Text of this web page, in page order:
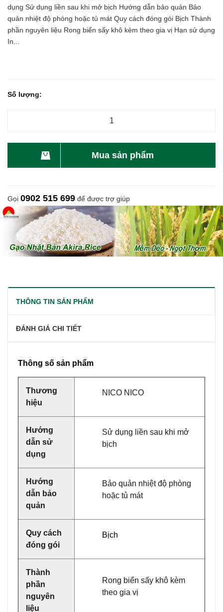
dụng Sử dụng liền sau khi mở bịch Hướng dẫn bảo quản Bảo
quản nhiệt độ phòng hoặc tủ mát Quy cách đóng gói Bịch Thành
phần nguyên liệu Rong biển sấy khô kèm theo gia vị Hạn sử dụng
In...
Số lượng:
Mua sản phẩm
Gọi 0902 515 699 để được trợ giúp
THÔNG TIN SẢN PHẨM
ĐÁNH GIÁ CHI TIẾT
Thông số sản phẩm
Thương
hiệu
NICO NICO
Hướng
dẫn sử
dụng
Sử dụng liền sau khi mở
bịch
Hướng
dẫn bảo
quản
Bảo quản nhiệt độ phòng
hoặc tủ mát
Quy cách
đóng gói
Bịch
Thành
phần
nguyên
liệu
Rong biển sấy khô kèm
theo gia vị